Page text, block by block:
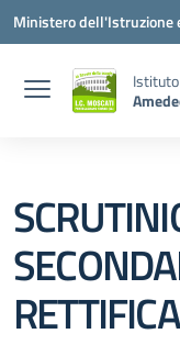
Vai ai contenuti
Vai al menu di navigazione
Vai al footer
Ministero dell'Istruzione
RETTIFICA